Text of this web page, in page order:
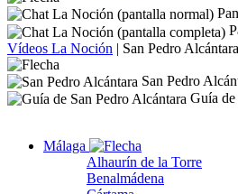
Vídeos La Noción | San Pedro Alcántara
San Pedro
Guía de
Málaga
Alhaurín de la Torre
Benalmádena